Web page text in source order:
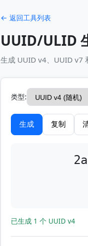
← 返回工具列表
UUID/ULID
生成 UUID v4、UUID v7
类型:
生成 复制
已生成 1 个 UUID v4